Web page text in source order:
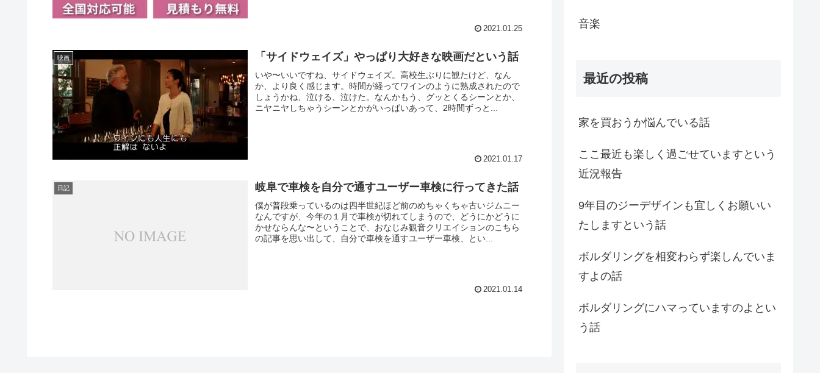
2021.01.25
映画 「サイドウェイズ」やっぱり大好きな映画だという話
いや〜いいですね、サイドウェイズ。高校生ぶりに観たけど、なん
か、より良く感じます。時間が経ってワインのように熟成されたので
しょうかね、泣ける、泣けた。なんかもう、グッとくるシーンとか、
ニヤニヤしちゃうシーンとかがいっぱいあって、2時間ずっと...
2021.01.17
日記 岐阜で車検を自分で通すユーザー車検に行ってきた話
僕が普段乗っているのは四半世紀ほど前のめちゃくちゃ古いジムニー
なんですが、今年の１月で車検が切れてしまうので、どうにかどうに
かせならんな〜ということで、おなじみ観音クリエイションのこちら
の記事を思い出して、自分で車検を通すユーザー車検、とい...
2021.01.14
音楽
最近の投稿
家を買おうか悩んでいる話
ここ最近も楽しく過ごせていますという
近況報告
9年目のジーデザインも宜しくお願いい
たしますという話
ボルダリングを相変わらず楽しんでいま
すよの話
ボルダリングにハマっていますのよとい
う話